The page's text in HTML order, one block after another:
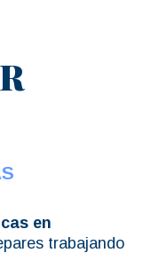
en
trabajando